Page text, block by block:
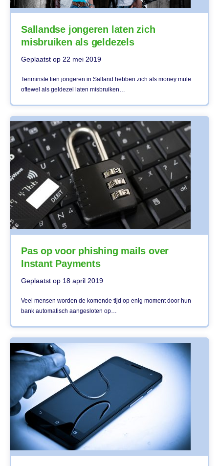
Sallandse jongeren laten zich
misbruiken als geldezels
Geplaatst op 22 mei 2019
Tenminste tien jongeren in Salland hebben zich als money mule
oftewel als geldezel laten misbruiken…
Pas op voor phishing mails over
Instant Payments
Geplaatst op 18 april 2019
Veel mensen worden de komende tijd op enig moment door hun
bank automatisch aangesloten op…